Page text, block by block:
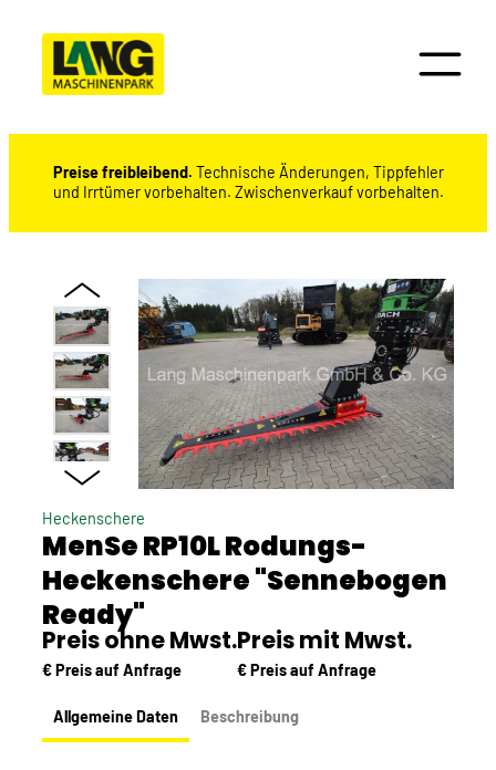
Preise freibleibend. Technische Änderungen, Tippfehler
und Irrtümer vorbehalten. Zwischenverkauf vorbehalten.
MenSe RP10L Rodungs-
Heckenschere "Sennebogen
Ready"
Heckenschere
Preis ohne Mwst.
€ Preis auf Anfrage
Preis mit Mwst.
€ Preis auf Anfrage
Allgemeine Daten Beschreibung